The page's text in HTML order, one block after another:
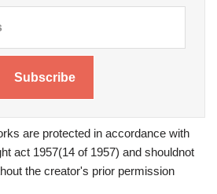
Subscribe
are protected in accordance with
act 1957(14 of 1957) and shouldnot
the creator's prior permission